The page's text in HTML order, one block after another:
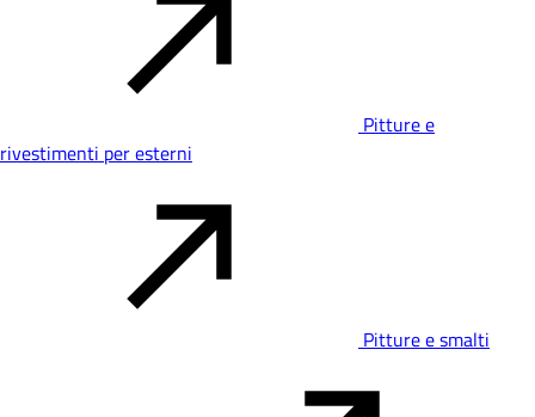
Pitture e
rivestimenti per esterni
Pitture e smalti